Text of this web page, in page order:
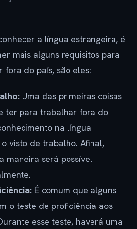
a língua estrangeira, é
mais alguns requisitos para
fora do país, são eles:
Uma das primeiras coisas
ter para trabalhar fora do
na língua
visto de trabalho. Afinal,
maneira será possível
É comum que alguns
o teste de proficiência aos
esse teste, haverá uma